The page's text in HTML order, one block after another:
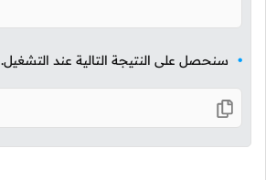
سنحصل على النتيجة التالية عند التشغيل.